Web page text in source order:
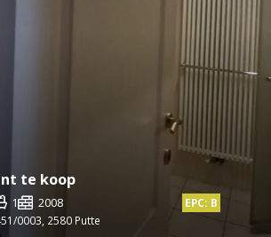
te koop
1 2008
EPC: B
0003, 2580 Putte